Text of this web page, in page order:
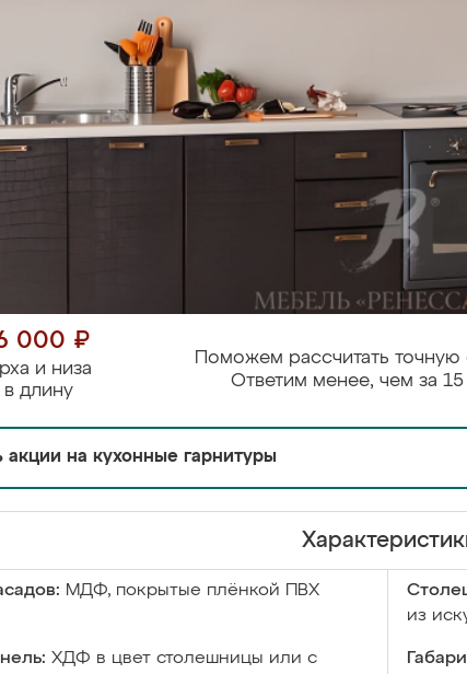
000 ₽
и низа
в длину
Поможем рассчитать точную
Ответим менее, чем за 15
акции на кухонные гарнитуры
МДФ, покрытые плёнкой ПВХ
из
ХДФ в цвет столешницы или с